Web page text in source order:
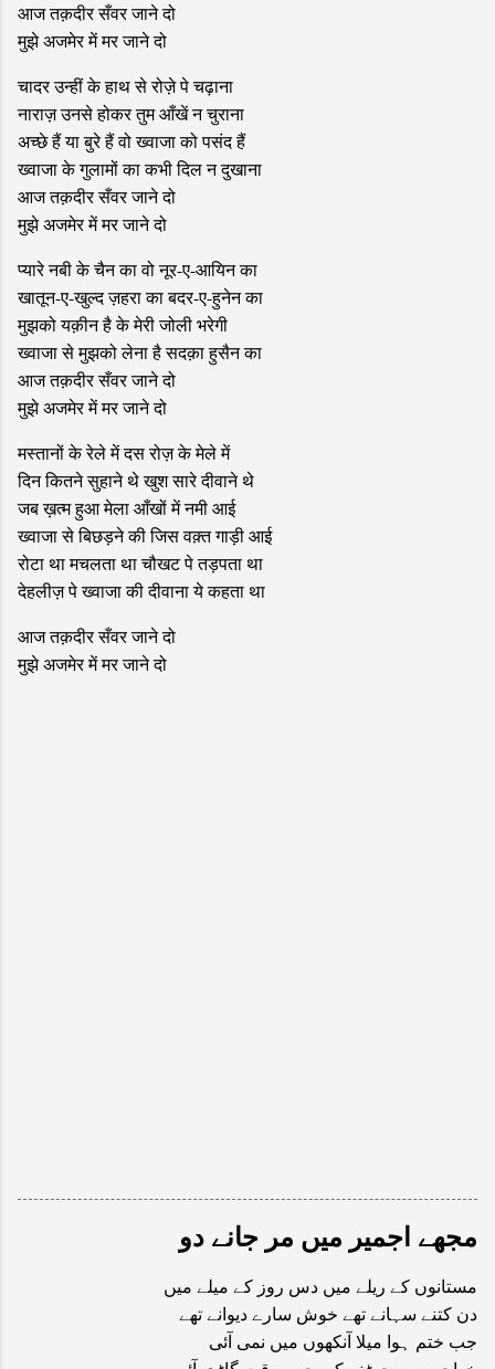
आज तक़दीर सँवर जाने दो
मुझे अजमेर में मर जाने दो
चादर उन्हीं के हाथ से रोज़े पे चढ़ाना
नाराज़ उनसे होकर तुम आँखें न चुराना
अच्छे हैं या बुरे हैं वो ख्वाजा को पसंद हैं
ख्वाजा के गुलामों का कभी दिल न दुखाना
आज तक़दीर सँवर जाने दो
मुझे अजमेर में मर जाने दो
प्यारे नबी के चैन का वो नूर-ए-आयिन का
खातून-ए-खुल्द ज़हरा का बदर-ए-हुनेन का
मुझको यक़ीन है के मेरी जोली भरेगी
ख्वाजा से मुझको लेना है सदक़ा हुसैन का
आज तक़दीर सँवर जाने दो
मुझे अजमेर में मर जाने दो
मस्तानों के रेले में दस रोज़ के मेले में
दिन कितने सुहाने थे खुश सारे दीवाने थे
जब ख़त्म हुआ मेला आँखों में नमी आई
ख्वाजा से बिछड़ने की जिस वक़्त गाड़ी आई
रोटा था मचलता था चौखट पे तड़पता था
देहलीज़ पे ख्वाजा की दीवाना ये कहता था
आज तक़दीर सँवर जाने दो
मुझे अजमेर में मर जाने दो
مجھے اجمیر میں مر جانے دو
مستانوں کے ریلے میں دس روز کے میلے میں
دن کتنے سہانے تھے خوش سارے دیوانے تھے
جب ختم ہوا میلا آنکھوں میں نمی آئی